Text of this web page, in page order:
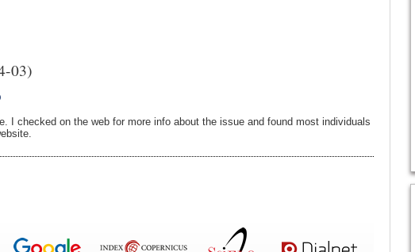
03)
I checked on the web for more info about the issue and found most individuals